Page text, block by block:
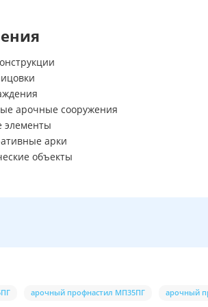
арочные сооружения
арки
объекты
арочный профнастил МП35ПГ арочный